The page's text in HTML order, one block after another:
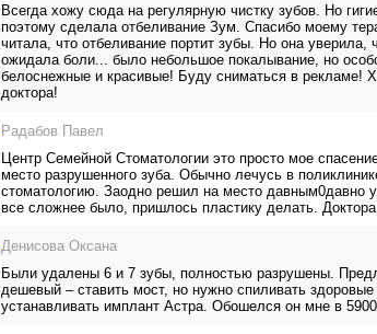
Всегда хожу сюда на регулярную чистку зубов. Но
поэтому сделала отбеливание Зум. Спасибо моему
читала, что отбеливание портит зубы. Но она уверила,
ожидала боли... было небольшое покалывание, но
белоснежные и красивые! Буду сниматься в рекламе!
доктора!
Радабов Павел
Центр Семейной Стоматологии это просто мое
место разрушенного зуба. Обычно лечусь в
стоматологию. Заодно решил на место давным0давно
все сложнее было, пришлось пластику делать.
Денисова Оксана
Были удалены 6 и 7 зубы, полностью разрушены.
дешевый – ставить мост, но нужно спиливать
устанавливать имплант Астра. Обошелся он мне в